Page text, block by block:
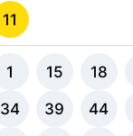
11
1 15 18
34 39 44